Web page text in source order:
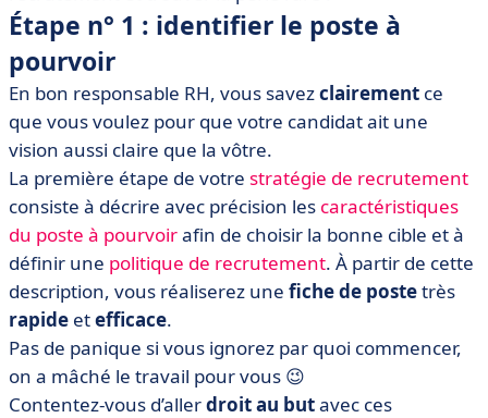
Étape n° 1 : identifier le poste à
pourvoir
En bon responsable RH, vous savezclairement ce
que vous voulez pour que votre candidat ait une
vision aussi claire que la vôtre.
La première étape de votre stratégie de recrutement
consiste à décrire avec précision les caractéristiques
du poste à pourvoirafin de choisir la bonne cible et à
définir une politique de recrutement. À partir de cette
description, vous réaliserez une fiche de postetrès
rapide etefficace.
Pas de panique si vous ignorez par quoi commencer,
on a mâché le travail pour vous 😉
Contentez-vous d’allerdroit au butavec ces